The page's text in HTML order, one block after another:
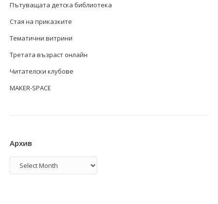
Пътуващата детска библиотека
Стая на приказките
Тематични витрини
Третата възраст онлайн
Читателски клубове
MAKER-SPACE
Архив
Архив